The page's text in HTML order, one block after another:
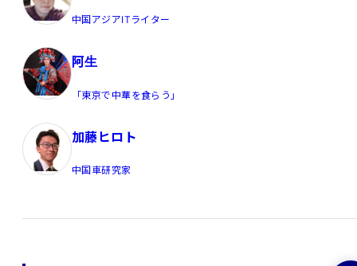
中国アジアITライター
阿生
「東京で中華を食らう」
加藤ヒロト
中国車研究家